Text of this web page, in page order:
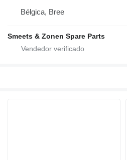
Bélgica, Bree
Smeets & Zonen Spare Parts